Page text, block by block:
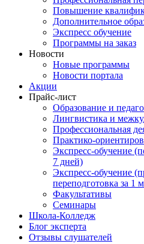
Повышение
Дополнительное
Экспресс обучение
Программы на заказ
Новости
Новые программы
Новости портала
Акции
Прайс-лист
Образование и
Лингвистика и
Профессиональная
Практико-
Экспресс-обучение
7 дней)
Экспресс-обучение
переподготовка за 1
Факультативы
Семинары
Школа-Колледж
Блог эксперта
Отзывы слушателей